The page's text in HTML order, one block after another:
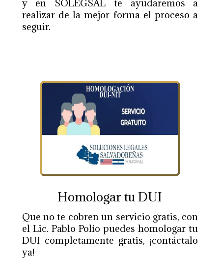
y en SOLEGSAL te ayudaremos a
realizar de la mejor forma el proceso a
seguir.
Homologar tu DUI
Que no te cobren un servicio gratis, con
el Lic. Pablo Polío puedes homologar tu
DUI completamente gratis, ¡contáctalo
ya!